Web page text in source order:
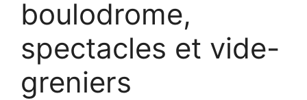
boulodrome,
spectacles et vide-
greniers